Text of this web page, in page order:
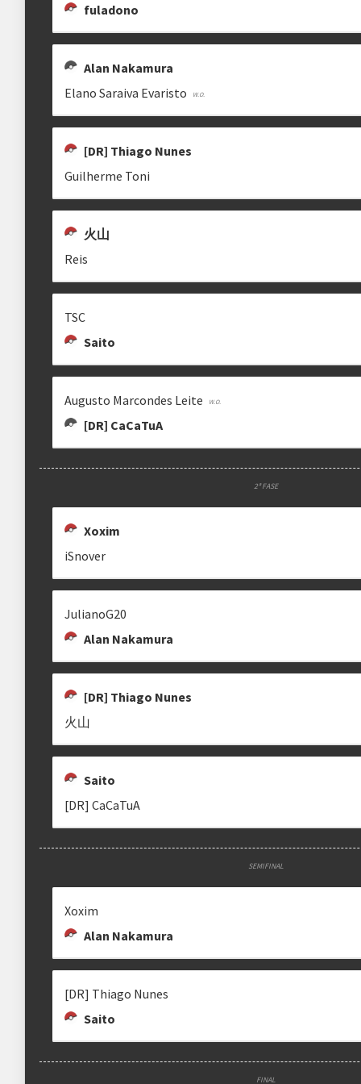
Estrutura das chaves
Etapa única Chaves mata-mata
fuladono
Alan Nakamura
Elano Saraiva Evaristo
[DR] Thiago Nunes
Guilherme Toni
火山
Reis
TSC
Saito
Augusto Marcondes Leite
[DR] CaCaTuA
2ª FASE
Xoxim
iSnover
JulianoG20
Alan Nakamura
[DR] Thiago Nunes
火山
Saito
[DR] CaCaTuA
SEMIFINAL
Xoxim
Alan Nakamura
[DR] Thiago Nunes
Saito
FINAL